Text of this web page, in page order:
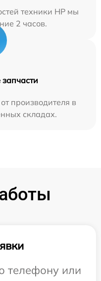
техники HP мы
2 часов.
производителя в
складах.
телефону или